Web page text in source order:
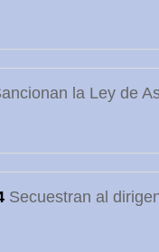
la Ley de
Secuestran al